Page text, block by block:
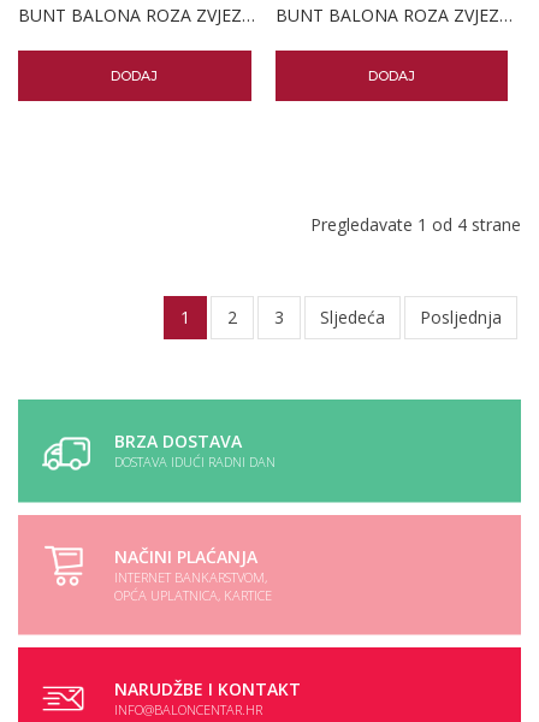
BUNT BALONA ROZA ZVJEZDICA PERSONALIZIRANI
DODAJ
BUNT BALONA ROZA ZVJEZDICA I MALI BOX CVIJEĆA
DODAJ
Pregledavate 1 od 4 strane
1 2 3 Sljedeća Posljednja
BRZA DOSTAVA
DOSTAVA IDUĆI RADNI DAN
NAČINI PLAĆANJA
INTERNET BANKARSTVOM,
OPĆA UPLATNICA, KARTICE
NARUDŽBE I KONTAKT
INFO@BALONCENTAR.HR